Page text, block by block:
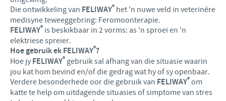
Die ontwikkeling van FELIWAY® het 'n nuwe veld in veterinêre
medisyne teweeggebring: Feromoonterapie.
FELIWAY® is beskikbaar in 2 vorms: as 'n sproei en 'n
elektriese spreier.
Hoe gebruik ek FELIWAY®?
Hoe jy FELIWAY® gebruik sal afhang van die situasie waarin
jou kat hom bevind en/of die gedrag wat hy of sy openbaar.
Verdere besonderhede oor die gebruik van FELIWAY®om
katte te help om uitdagende situasies of simptome van stres